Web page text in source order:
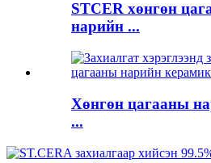
STCER хөнгөн
нарийн ...
Хөнгөн цагааны
...